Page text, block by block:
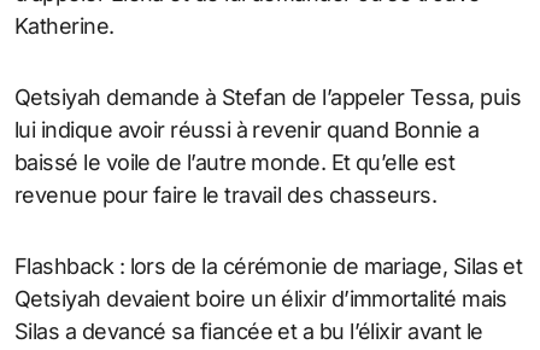
Katherine.
Qetsiyah demande à Stefan de l’appeler Tessa, puis
lui indique avoir réussi à revenir quand Bonnie a
baissé le voile de l’autre monde. Et qu’elle est
revenue pour faire le travail des chasseurs.
Flashback : lors de la cérémonie de mariage, Silas et
Qetsiyah devaient boire un élixir d’immortalité mais
Silas a devancé sa fiancée et a bu l’élixir avant le